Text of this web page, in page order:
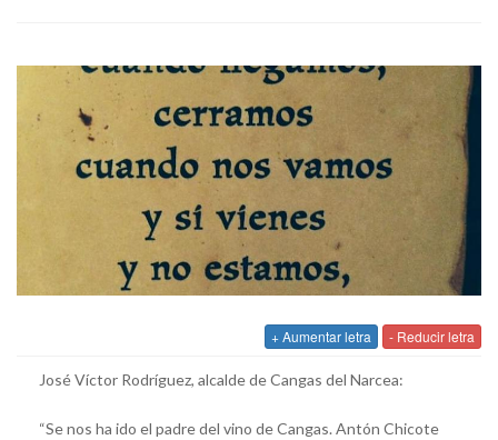
+ Aumentar letra - Reducir letra
José Víctor Rodríguez, alcalde de Cangas del Narcea:
“Se nos ha ido el padre del vino de Cangas. Antón Chicote